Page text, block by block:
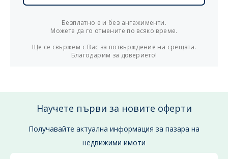
Безплатно е и без ангажименти.
Можете да го отмените по всяко време.
Ще се свържем с Вас за потвърждение на срещата.
Благодарим за доверието!
Научете първи за новите оферти
Получавайте актуална информация за пазара на
недвижими имоти